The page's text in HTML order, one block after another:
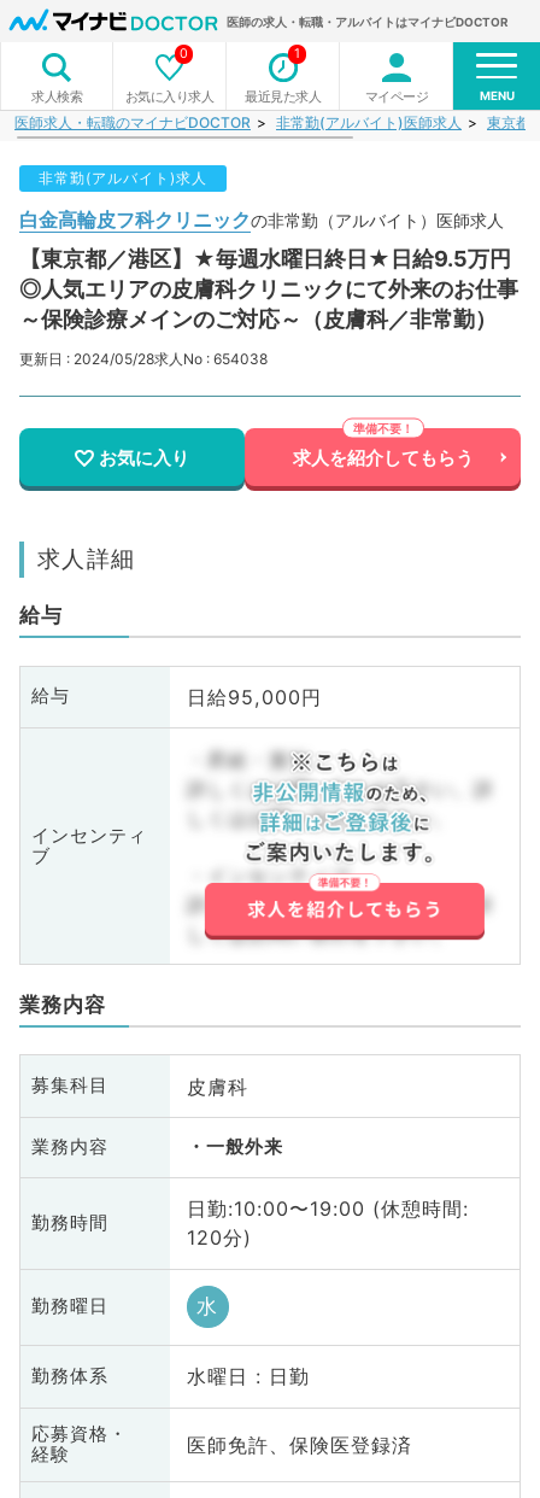
医師の求人・転職・アルバイトはマイナビDOCTOR
求人検索 お気に入り求人
0
最近見た求人
1
マイページ MENU
医師求人・転職のマイナビDOCTOR 非常勤(アルバイト)医師求人 東京都
非常勤(アルバイト)求人
白金高輪皮フ科クリニックの非常勤（アルバイト）医師求人
【東京都／港区】★毎週水曜日終日★日給9.5万円
◎人気エリアの皮膚科クリニックにて外来のお仕事
～保険診療メインのご対応～（皮膚科／非常勤）
更新日 : 2024/05/28求人No : 654038
お気に入り 求人を紹介してもらう
求人詳細
給与
給与 日給95,000円
インセンティ
ブ
・昇給・賞与
詳しくはお問い合わせ下さい。詳
しくはお問い合わせ下さい。
・インセンティブ
詳しくはお問い合わせ下さい。詳
しくはお問い合わせ下さい。
業務内容
募集科目 皮膚科
業務内容 一般外来
勤務時間
日勤:10:00〜19:00 (休憩時間:
120分)
勤務曜日 水
勤務体系 水曜日 : 日勤
応募資格・
経験
医師免許、保険医登録済